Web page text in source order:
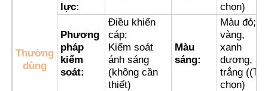
Đèn báo cháy nổ
quạt chống cháy nổ
Thường
dùng
lực:
chọn)
Phương
pháp
kiểm
soát:
Điều khiển
cáp;
Kiểm soát
ánh sáng
(không cần
thiết)
Màu
sáng:
Màu đỏ;
vàng,
xanh
dương,
trắng ((Tự
chọn)